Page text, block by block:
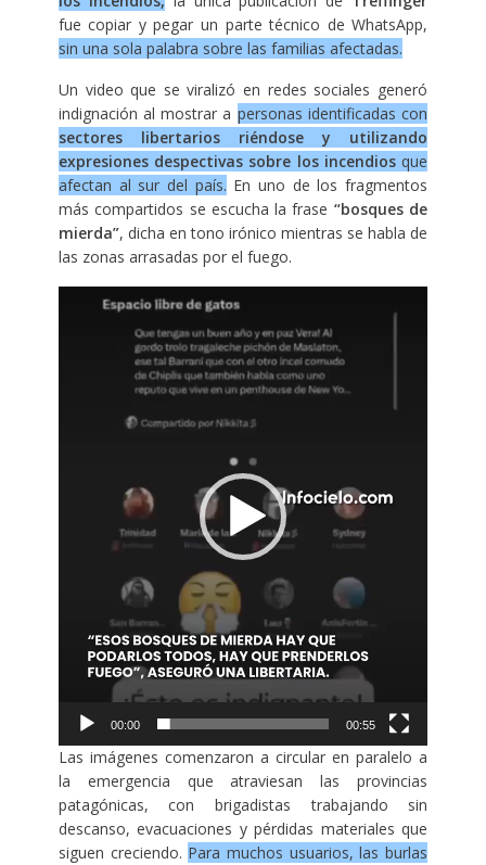
fue copiar y pegar un parte técnico de WhatsApp,
sin una sola palabra sobre las familias afectadas.
Un video que se viralizó en redes sociales generó
indignación al mostrar a personas identificadas con
sectores libertarios riéndose y utilizando
expresiones despectivas sobre los incendiosque
afectan al sur del país. En uno de los fragmentos
más compartidos se escucha la frase “bosques de
mierda”, dicha en tono irónico mientras se habla de
las zonas arrasadas por el fuego.
Reproductor
00:00 00:55
Las imágenes comenzaron a circular en paralelo a
la emergencia que atraviesan las provincias
patagónicas, con brigadistas trabajando sin
descanso, evacuaciones y pérdidas materiales que
siguen creciendo. Para muchos usuarios, las burlas